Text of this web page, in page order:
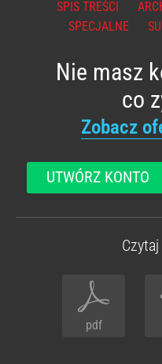
SPIS TREŚCI
SPECJALNE
Nie masz
co
Zobacz
UTWÓRZ KONTO
pdf